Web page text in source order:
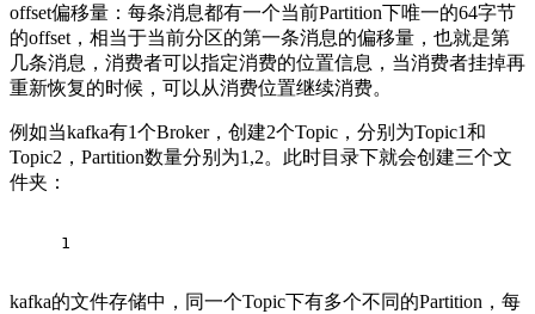
offset偏移量：每条消息都有一个当前Partition下唯一的64字节
的offset，相当于当前分区的第一条消息的偏移量，也就是第
几条消息，消费者可以指定消费的位置信息，当消费者挂掉再
重新恢复的时候，可以从消费位置继续消费。
例如当kafka有1个Broker，创建2个Topic，分别为Topic1和
Topic2，Partition数量分别为1,2。此时目录下就会创建三个文
件夹：
1
kafka的文件存储中，同一个Topic下有多个不同的Partition，每